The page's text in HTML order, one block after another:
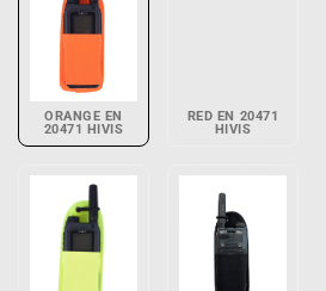
ORANGE EN
20471 HIVIS
RED EN 20471
HIVIS